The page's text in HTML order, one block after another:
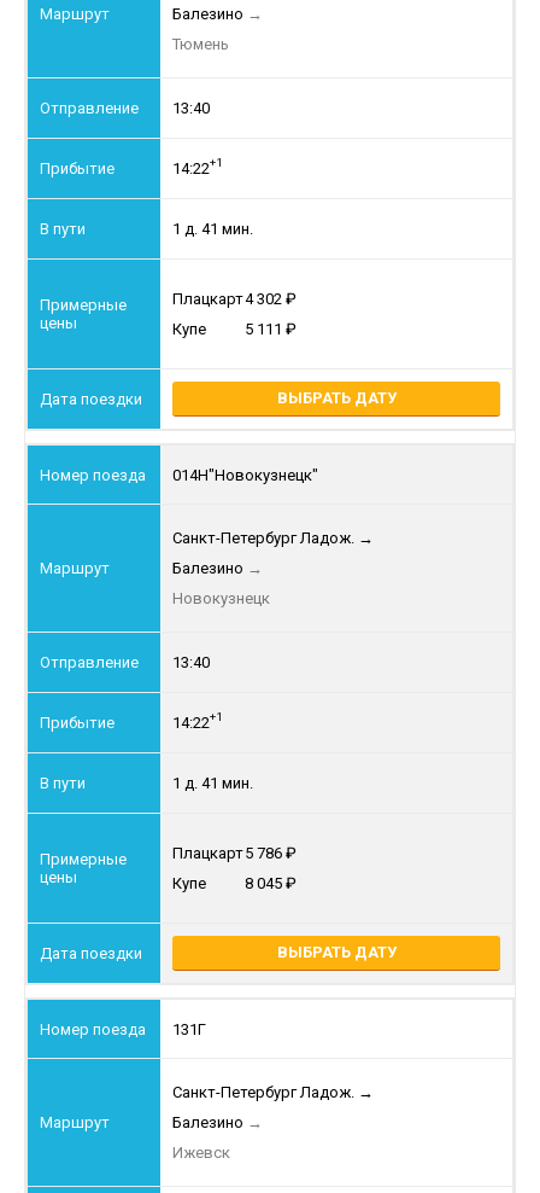
Балезино →
Тюмень
13:40
14:22+1
1 д. 41 мин.
Плацкарт4 302
Купе
5 111
ВЫБРАТЬ ДАТУ
014Н"Новокузнецк"
Санкт-Петербург Ладож. →
Балезино →
Новокузнецк
13:40
14:22+1
1 д. 41 мин.
Плацкарт5 786
Купе
8 045
ВЫБРАТЬ ДАТУ
131Г
Санкт-Петербург Ладож. →
Балезино →
Ижевск